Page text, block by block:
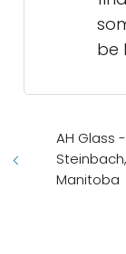
be
AH Glass -
Steinbach,
Manitoba